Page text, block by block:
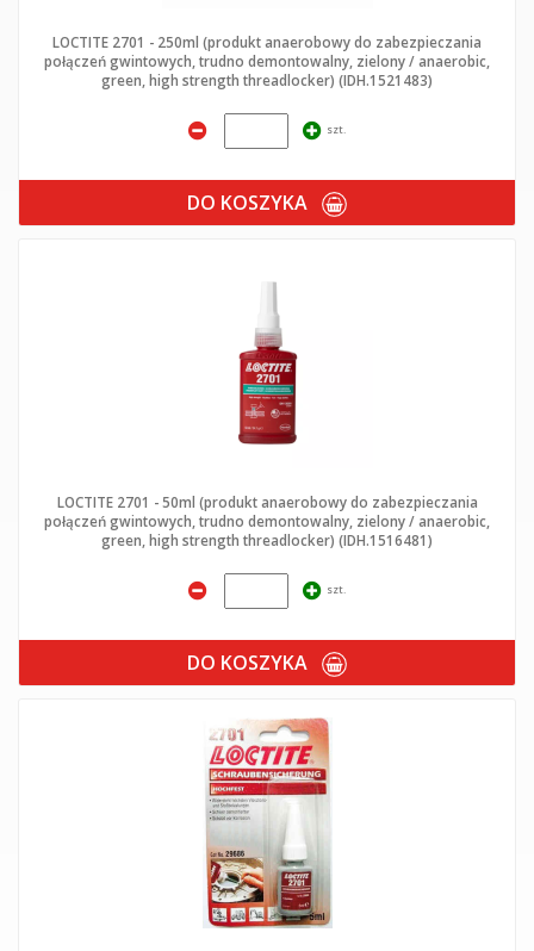
LOCTITE 2701 - 250ml (produkt anaerobowy do zabezpieczania
połączeń gwintowych, trudno demontowalny, zielony / anaerobic,
green, high strength threadlocker) (IDH.1521483)
szt.
DO KOSZYKA
LOCTITE 2701 - 50ml (produkt anaerobowy do zabezpieczania
połączeń gwintowych, trudno demontowalny, zielony / anaerobic,
green, high strength threadlocker) (IDH.1516481)
szt.
DO KOSZYKA